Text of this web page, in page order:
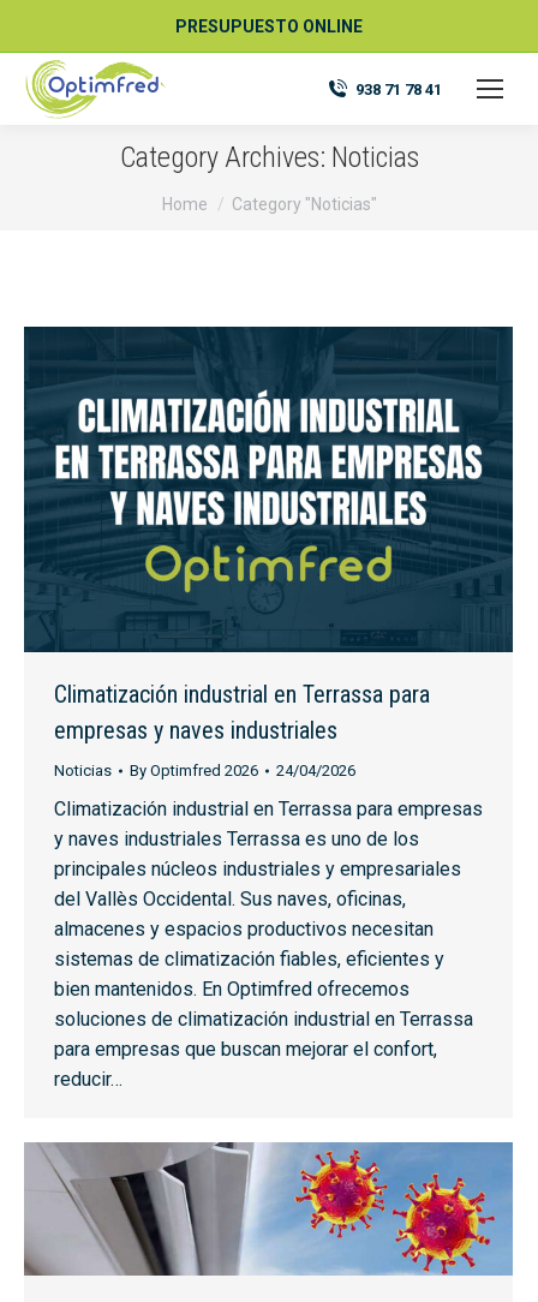
PRESUPUESTO ONLINE
938 71 78 41
Category Archives: Noticias
You are here:
Home Category "Noticias"
Climatización industrial en Terrassa para
empresas y naves industriales
Noticias By Optimfred 2026 24/04/2026
Climatización industrial en Terrassa para empresas
y naves industriales Terrassa es uno de los
principales núcleos industriales y empresariales
del Vallès Occidental. Sus naves, oficinas,
almacenes y espacios productivos necesitan
sistemas de climatización fiables, eficientes y
bien mantenidos. En Optimfred ofrecemos
soluciones de climatización industrial en Terrassa
para empresas que buscan mejorar el confort,
reducir…